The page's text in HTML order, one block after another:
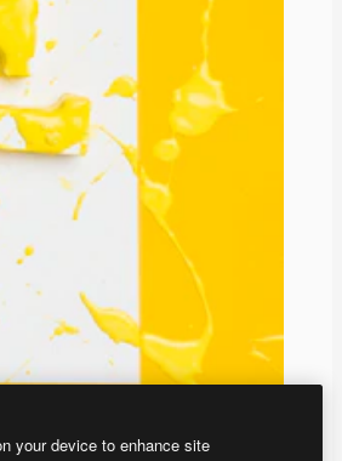
your device to enhance site